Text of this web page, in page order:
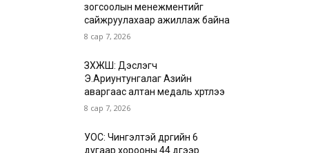
зогсоолын менежментийг
сайжруулахаар ажиллаж байна
8 сар 7, 2026
ЗХЖШ: Дэслэгч
Э.Ариунтунгалаг Азийн
аваргаас алтан медаль хүртлээ
8 сар 7, 2026
УОС: Чингэлтэй дүүргийн 6
дугаар хорооны 44 дүгээр